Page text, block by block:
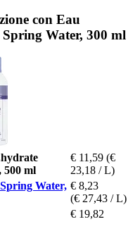
con Eau
Water, 300 ml
500 ml
€ 11,59 (€
23,18 / L)
Water, € 8,23
(€ 27,43 / L)
€ 19,82